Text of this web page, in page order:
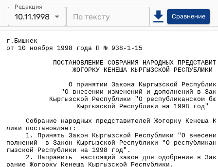
Редакция
10.11.1998 Сравнение